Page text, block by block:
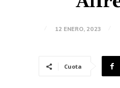
12 ENERO, 2023
Cuota